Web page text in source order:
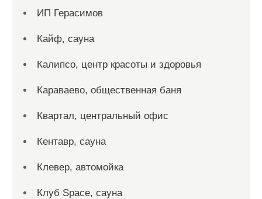
ИП Герасимов
Кайф, сауна
Калипсо, центр красоты и здоровья
Караваево, общественная баня
Квартал, центральный офис
Кентавр, сауна
Клевер, автомойка
Клуб Space, сауна